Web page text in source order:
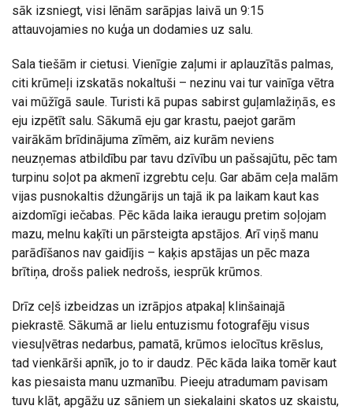
sāk izsniegt, visi lēnām sarāpjas laivā un 9:15
attauvojamies no kuģa un dodamies uz salu.
Sala tiešām ir cietusi. Vienīgie zaļumi ir aplauzītās palmas,
citi krūmeļi izskatās nokaltuši – nezinu vai tur vainīga vētra
vai mūžīgā saule. Turisti kā pupas sabirst guļamlažiņās, es
eju izpētīt salu. Sākumā eju gar krastu, paejot garām
vairākām brīdinājuma zīmēm, aiz kurām neviens
neuzņemas atbildību par tavu dzīvību un pašsajūtu, pēc tam
turpinu soļot pa akmenī izgrebtu ceļu. Gar abām ceļa malām
vijas pusnokaltis džungārijs un tajā ik pa laikam kaut kas
aizdomīgi iečabas. Pēc kāda laika ieraugu pretim soļojam
mazu, melnu kaķīti un pārsteigta apstājos. Arī viņš manu
parādīšanos nav gaidījis – kaķis apstājas un pēc maza
brītiņa, drošs paliek nedrošs, iesprūk krūmos.
Drīz ceļš izbeidzas un izrāpjos atpakaļ klinšainajā
piekrastē. Sākumā ar lielu entuzismu fotografēju visus
viesuļvētras nedarbus, pamatā, krūmos ielocītus krēslus,
tad vienkārši apnīk, jo to ir daudz. Pēc kāda laika tomēr kaut
kas piesaista manu uzmanību. Pieeju atradumam pavisam
tuvu klāt, apgāžu uz sāniem un siekalaini skatos uz skaistu,